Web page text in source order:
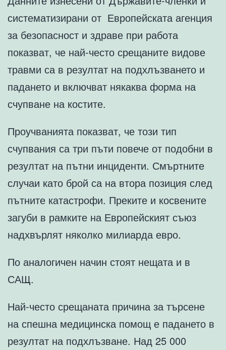
систематизирани от Европейската агенция
за безопасност и здраве при работа
показват, че най-често срещаните видове
травми са в резултат на подхлъзването и
падането и включват някаква форма на
счупване на костите.
Проучванията показват, че този тип
счупвания са три пъти повече от подобни в
резултат на пътни инциденти. Смъртните
случаи като брой са на втора позиция след
пътните катастрофи. Преките и косвените
загуби в рамките на Европейският съюз
надхвърлят няколко милиарда евро.
По аналогичен начин стоят нещата и в
САЩ.
Най-често срещаната причина за търсене
на спешна медицинска помощ е падането в
резултат на подхлъзване. Над 25 000